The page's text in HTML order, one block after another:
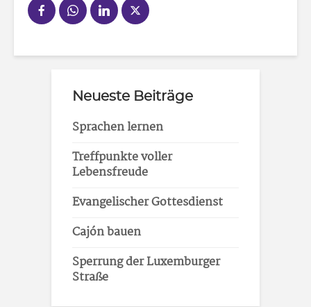
Neueste Beiträge
Sprachen lernen
Treffpunkte voller
Lebensfreude
Evangelischer Gottesdienst
Cajón bauen
Sperrung der Luxemburger
Straße